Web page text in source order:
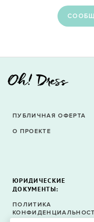
ПУБЛИЧНАЯ ОФЕРТА
О ПРОЕКТЕ
ЮРИДИЧЕСКИЕ
ДОКУМЕНТЫ:
ПОЛИТИКА